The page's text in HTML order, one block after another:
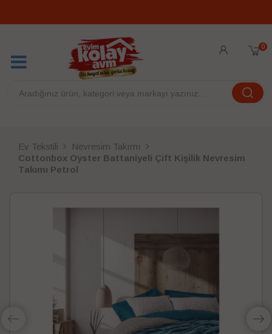
0
Ev Tekstili
Nevresim Takımı
Cottonbox Oyster Battaniyeli Çift Kişilik Nevresim
Takımı Petrol